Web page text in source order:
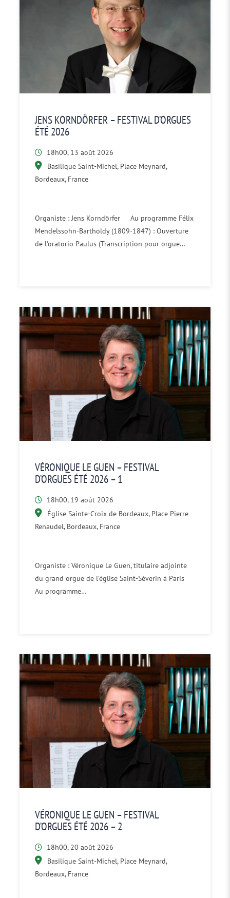
JENS KORNDÖRFER – FESTIVAL D’ORGUES
ÉTÉ 2026
18h00, 13 août 2026
Basilique Saint-Michel, Place Meynard,
Bordeaux, France
Organiste : Jens Korndörfer Au programme Félix
Mendelssohn-Bartholdy (1809-1847) : Ouverture
de l'oratorio Paulus (Transcription pour orgue…
VÉRONIQUE LE GUEN – FESTIVAL
D’ORGUES ÉTÉ 2026 – 1
18h00, 19 août 2026
Église Sainte-Croix de Bordeaux, Place Pierre
Renaudel, Bordeaux, France
Organiste : Véronique Le Guen, titulaire adjointe
du grand orgue de l’église Saint-Séverin à Paris
Au programme…
VÉRONIQUE LE GUEN – FESTIVAL
D’ORGUES ÉTÉ 2026 – 2
18h00, 20 août 2026
Basilique Saint-Michel, Place Meynard,
Bordeaux, France